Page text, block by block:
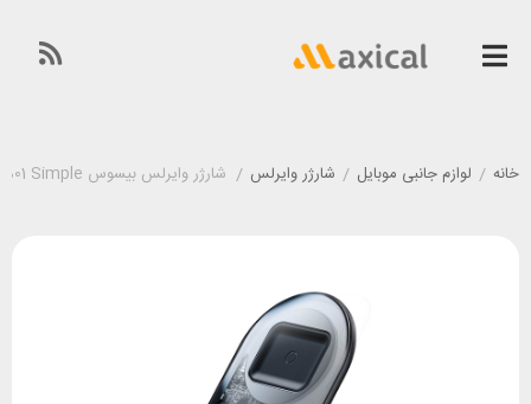
خانه / لوازم جانبی موبایل / شارژر وایرلس / شارژر وایرلس بیسوس Baseus TZWXJK-B01 Simple توان 24 وات با آداپتور